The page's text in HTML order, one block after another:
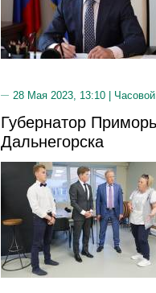
28 Мая 2023, 13:10 |
Губернатор
Дальнегорска